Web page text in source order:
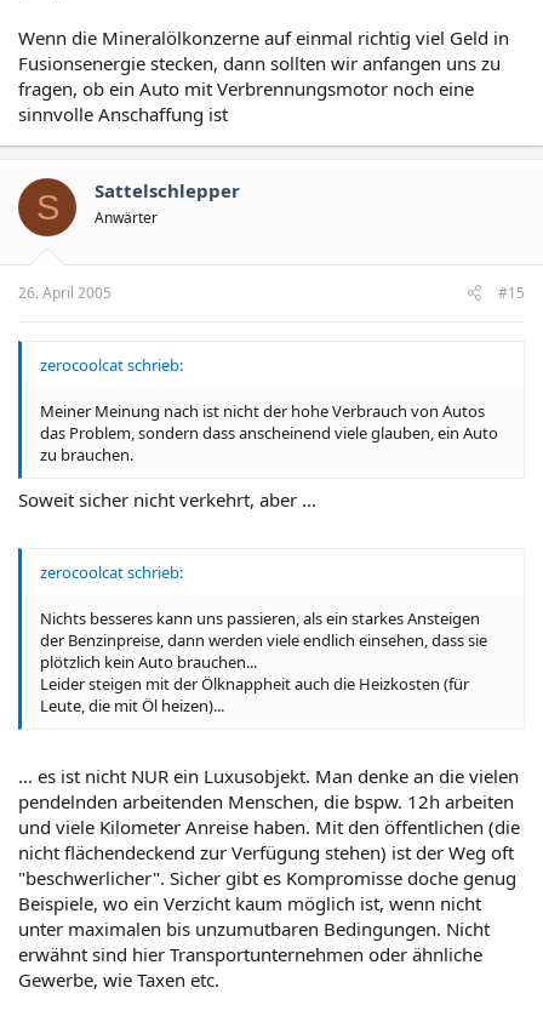
Wenn die Mineralölkonzerne auf einmal richtig viel Geld in
Fusionsenergie stecken, dann sollten wir anfangen uns zu
fragen, ob ein Auto mit Verbrennungsmotor noch eine
sinnvolle Anschaffung ist
S Sattelschlepper
Anwärter
26. April 2005 #15
zerocoolcat schrieb:
Meiner Meinung nach ist nicht der hohe Verbrauch von Autos
das Problem, sondern dass anscheinend viele glauben, ein Auto
zu brauchen.
Soweit sicher nicht verkehrt, aber ...
zerocoolcat schrieb:
Nichts besseres kann uns passieren, als ein starkes Ansteigen
der Benzinpreise, dann werden viele endlich einsehen, dass sie
plötzlich kein Auto brauchen...
Leider steigen mit der Ölknappheit auch die Heizkosten (für
Leute, die mit Öl heizen)...
... es ist nicht NUR ein Luxusobjekt. Man denke an die vielen
pendelnden arbeitenden Menschen, die bspw. 12h arbeiten
und viele Kilometer Anreise haben. Mit den öffentlichen (die
nicht flächendeckend zur Verfügung stehen) ist der Weg oft
"beschwerlicher". Sicher gibt es Kompromisse doche genug
Beispiele, wo ein Verzicht kaum möglich ist, wenn nicht
unter maximalen bis unzumutbaren Bedingungen. Nicht
erwähnt sind hier Transportunternehmen oder ähnliche
Gewerbe, wie Taxen etc.